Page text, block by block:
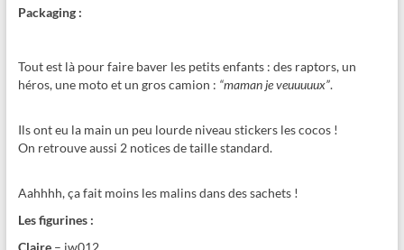
Packaging :
Tout est là pour faire baver les petits enfants : des raptors, un
héros, une moto et un gros camion : “maman je veuuuuux”.
Ils ont eu la main un peu lourde niveau stickers les cocos !
On retrouve aussi 2 notices de taille standard.
Aahhhh, ça fait moins les malins dans des sachets !
Les figurines :
Claire– jw012